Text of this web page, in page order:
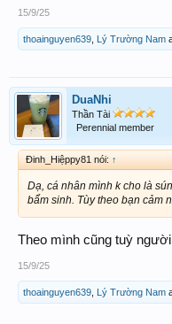
15/9/25
thoainguyen639 Lý Trường Nam
DuaNhi
Thần Tài
Perennial member
Đinh_Hiệppy81 nói: ↑
Dạ, cá nhân mình k cho là
bẩm sinh. Tùy theo bạn cảm
Theo mình cũng tuỳ
15/9/25
thoainguyen639 Lý Trường Nam